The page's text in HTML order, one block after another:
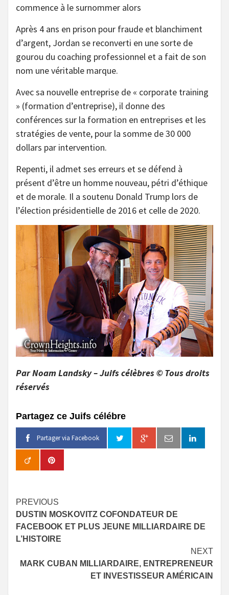
commence à le surnommer alors
Après 4 ans en prison pour fraude et blanchiment
d’argent, Jordan se reconverti en une sorte de
gourou du coaching professionnel et a fait de son
nom une véritable marque.
Avec sa nouvelle entreprise de « corporate training
» (formation d’entreprise), il donne des
conférences sur la formation en entreprises et les
stratégies de vente, pour la somme de 30 000
dollars par intervention.
Repenti, il admet ses erreurs et se défend à
présent d’être un homme nouveau, pétri d’éthique
et de morale. Il a soutenu Donald Trump lors de
l’élection présidentielle de 2016 et celle de 2020.
Par Noam Landsky – Juifs célèbres © Tous droits
réservés
Partagez ce Juifs célébre
Partager via Facebook
Continue
Reading
PREVIOUS
DUSTIN MOSKOVITZ COFONDATEUR DE
FACEBOOK ET PLUS JEUNE MILLIARDAIRE DE
L’HISTOIRE
NEXT
MARK CUBAN MILLIARDAIRE, ENTREPRENEUR
ET INVESTISSEUR AMÉRICAIN